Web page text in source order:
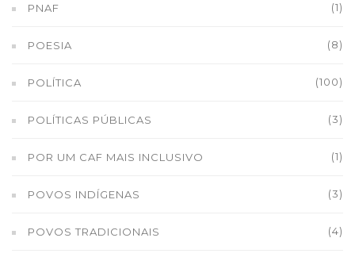
PNAF (1)
POESIA (8)
POLÍTICA (100)
POLÍTICAS PÚBLICAS (3)
POR UM CAF MAIS INCLUSIVO (1)
POVOS INDÍGENAS (3)
POVOS TRADICIONAIS (4)